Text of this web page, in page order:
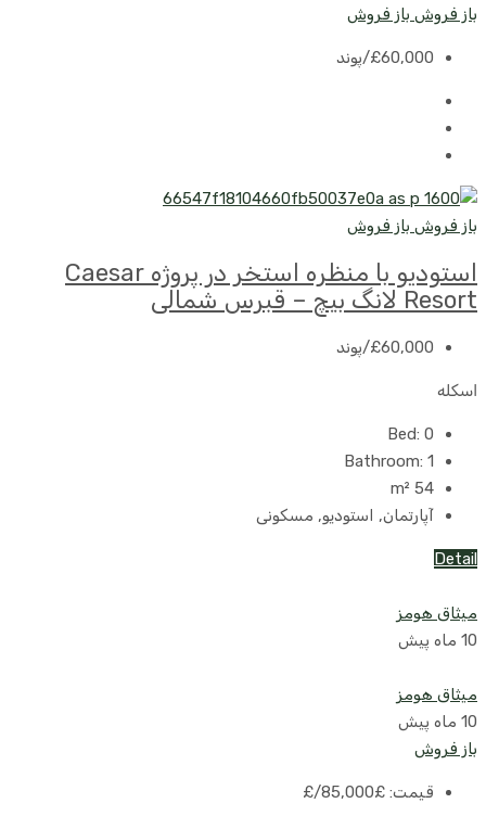
باز فروش باز فروش
£60,000/پوند
باز فروش باز فروش
استودیو با منظره استخر در پروژه Caesar
Resort لانگ بیچ – قبرس شمالی
£60,000/پوند
اسکله
Bed: 0
Bathroom: 1
54
m²
آپارتمان, استودیو, مسکونی
Detail
میثاق هومز
10 ماه پیش
میثاق هومز
10 ماه پیش
باز فروش
قیمت: £85,000
/£